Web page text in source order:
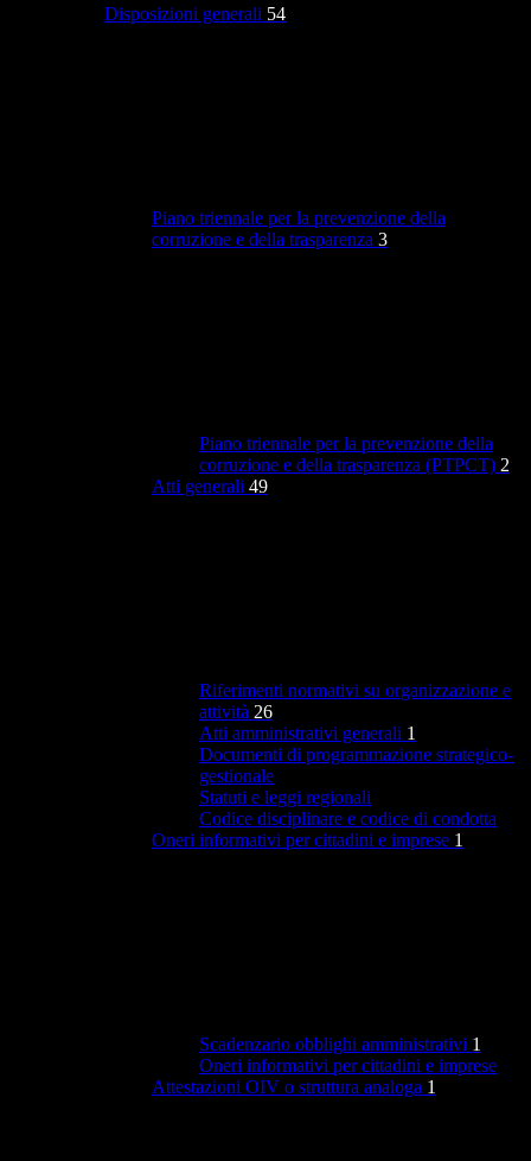
Disposizioni generali 54
Piano triennale per la prevenzione della
corruzione e della trasparenza 3
Piano triennale per la prevenzione della
corruzione e della trasparenza (PTPCT) 2
Atti generali 49
Riferimenti normativi su organizzazione e
attività 26
Atti amministrativi generali 1
Documenti di programmazione strategico-
gestionale
Statuti e leggi regionali
Codice disciplinare e codice di condotta
Oneri informativi per cittadini e imprese 1
Scadenzario obblighi amministrativi 1
Oneri informativi per cittadini e imprese
Attestazioni OIV o struttura analoga 1